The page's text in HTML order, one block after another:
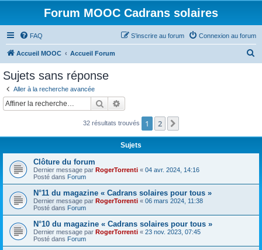
Forum MOOC Cadrans solaires
FAQ Connexion au forum
S’inscrire au forum
Accueil MOOC Accueil Forum
c
Sujets sans réponse
Aller à la recherche avancée
Rechercher
32 résultats trouvés 1 2
Sujets
Clôture du forum
Dernier message par RogerTorrenti « 04 avr. 2024, 14:16
Posté dans Forum
N°11 du magazine « Cadrans solaires pour tous »
Dernier message par RogerTorrenti « 06 mars 2024, 11:38
Posté dans Forum
N°10 du magazine « Cadrans solaires pour tous »
Dernier message par RogerTorrenti « 23 nov. 2023, 07:45
Posté dans Forum